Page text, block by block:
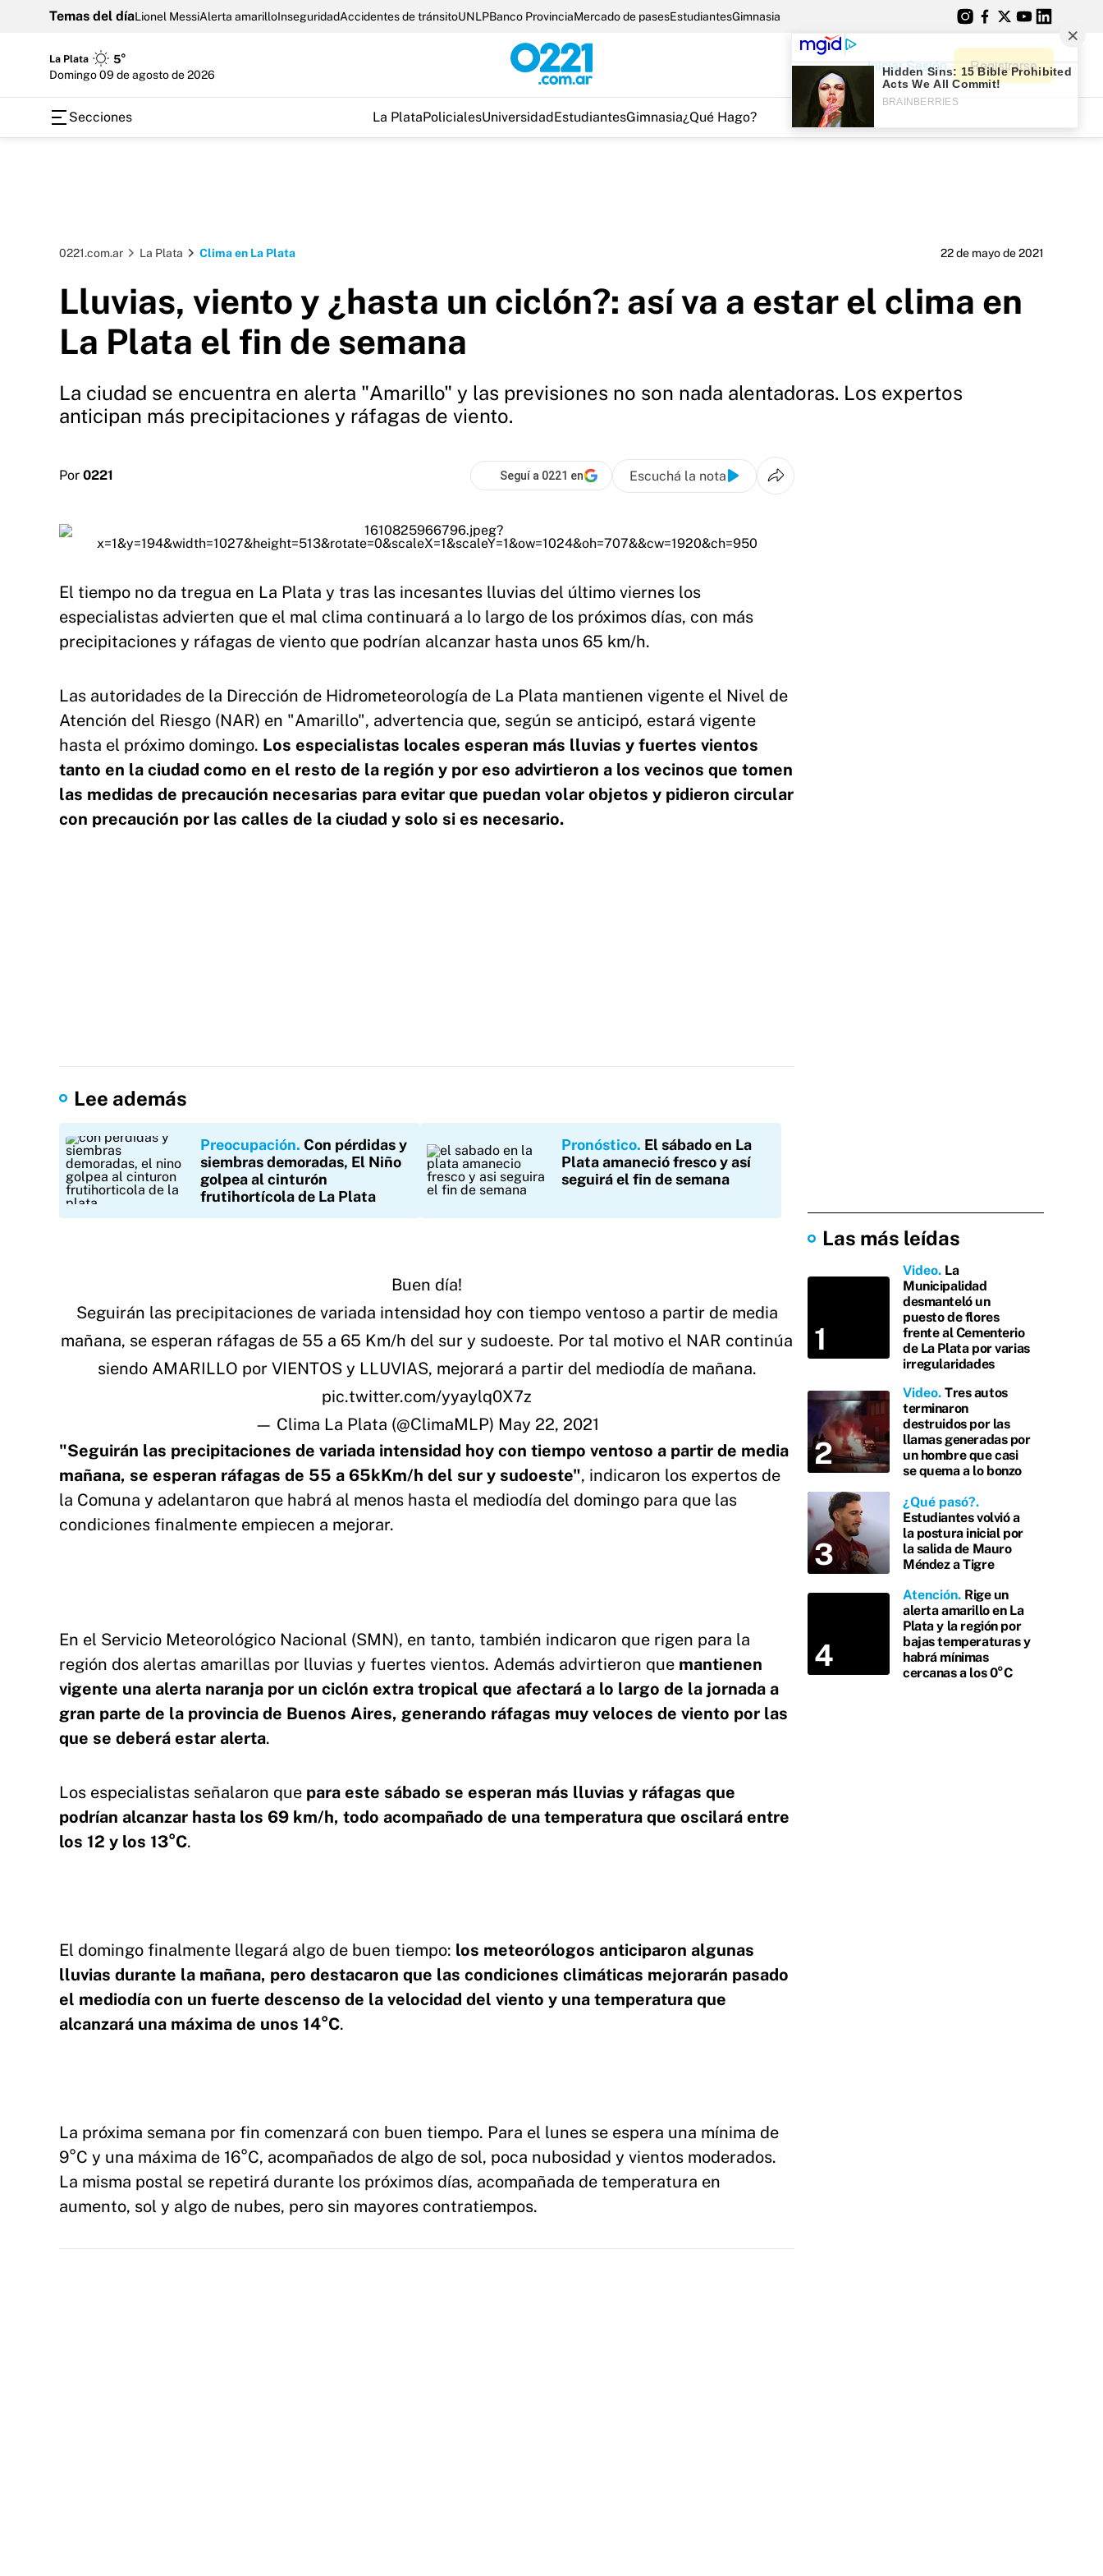
Temas del díaLionel MessiAlerta amarilloInseguridadAccidentes de tránsitoUNLPBanco ProvinciaMercado de pasesEstudiantesGimnasia
La Plata
5°
domingo 09 de agosto de 2026
Iniciar Sesión Registrarse
Secciones La PlataPolicialesUniversidadEstudiantesGimnasia¿Qué Hago?
0221.com.ar La Plata Clima en La Plata 22 de mayo de 2021
Lluvias, viento y ¿hasta un ciclón?: así va a estar el clima en
La Plata el fin de semana
La ciudad se encuentra en alerta "Amarillo" y las previsiones no son nada alentadoras. Los expertos
anticipan más precipitaciones y ráfagas de viento.
Por 0221 Seguí a 0221 en Escuchá la nota
El tiempo no da tregua en La Plata y tras las incesantes lluvias del último viernes los
especialistas advierten que el mal clima continuará a lo largo de los próximos días, con más
precipitaciones y ráfagas de viento que podrían alcanzar hasta unos 65 km/h.
Las autoridades de la Dirección de Hidrometeorología de La Plata mantienen vigente el Nivel de
Atención del Riesgo (NAR) en "Amarillo", advertencia que, según se anticipó, estará vigente
hasta el próximo domingo. Los especialistas locales esperan más lluvias y fuertes vientos
tanto en la ciudad como en el resto de la región y por eso advirtieron a los vecinos que tomen
las medidas de precaución necesarias para evitar que puedan volar objetos y pidieron circular
con precaución por las calles de la ciudad y solo si es necesario.
Lee además
Preocupación Con pérdidas y
siembras demoradas, El Niño
golpea al cinturón
frutihortícola de La Plata
Pronóstico El sábado en La
Plata amaneció fresco y así
seguirá el fin de semana
Buen día!
Seguirán las precipitaciones de variada intensidad hoy con tiempo ventoso a partir de media
mañana, se esperan ráfagas de 55 a 65 Km/h del sur y sudoeste. Por tal motivo el NAR continúa
siendo AMARILLO por VIENTOS y LLUVIAS, mejorará a partir del mediodía de mañana.
pic.twitter.com/yyaylq0X7z
— Clima La Plata (@ClimaMLP) May 22, 2021
"Seguirán las precipitaciones de variada intensidad hoy con tiempo ventoso a partir de media
mañana, se esperan ráfagas de 55 a 65kKm/h del sur y sudoeste", indicaron los expertos de
la Comuna y adelantaron que habrá al menos hasta el mediodía del domingo para que las
condiciones finalmente empiecen a mejorar.
En el Servicio Meteorológico Nacional (SMN), en tanto, también indicaron que rigen para la
región dos alertas amarillas por lluvias y fuertes vientos. Además advirtieron que mantienen
vigente una alerta naranja por un ciclón extra tropical que afectará a lo largo de la jornada a
gran parte de la provincia de Buenos Aires, generando ráfagas muy veloces de viento por las
que se deberá estar alerta.
Los especialistas señalaron que para este sábado se esperan más lluvias y ráfagas que
podrían alcanzar hasta los 69 km/h, todo acompañado de una temperatura que oscilará entre
los 12 y los 13°C.
El domingo finalmente llegará algo de buen tiempo: los meteorólogos anticiparon algunas
lluvias durante la mañana, pero destacaron que las condiciones climáticas mejorarán pasado
el mediodía con un fuerte descenso de la velocidad del viento y una temperatura que
alcanzará una máxima de unos 14°C.
La próxima semana por fin comenzará con buen tiempo. Para el lunes se espera una mínima de
9°C y una máxima de 16°C, acompañados de algo de sol, poca nubosidad y vientos moderados.
La misma postal se repetirá durante los próximos días, acompañada de temperatura en
aumento, sol y algo de nubes, pero sin mayores contratiempos.
Las más leídas
Video La
Municipalidad
desmanteló un
puesto de flores
frente al Cementerio
de La Plata por varias
irregularidades
Video Tres autos
terminaron
destruidos por las
llamas generadas por
un hombre que casi
se quema a lo bonzo
¿Qué pasó?
Estudiantes volvió a
la postura inicial por
la salida de Mauro
Méndez a Tigre
Atención Rige un
alerta amarillo en La
Plata y la región por
bajas temperaturas y
habrá mínimas
cercanas a los 0°C